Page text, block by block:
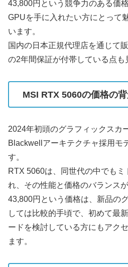
43,800円という競争力のある価
GPUを手に入れたい方にとって
います。
国内の日本正規代理店を通じて
の2年間保証が付帯している点も
MSI RTX 5060の価格の
2024年初頭のグラフィックスカ
Blackwellアーキテクチャ採用モ
す。
RTX 5060は、同世代の中でも
れ、その性能と価格のバランス
43,800円という価格は、新品の
しては比較的手頃で、初めて最
ードを検討している方にもアク
ます。